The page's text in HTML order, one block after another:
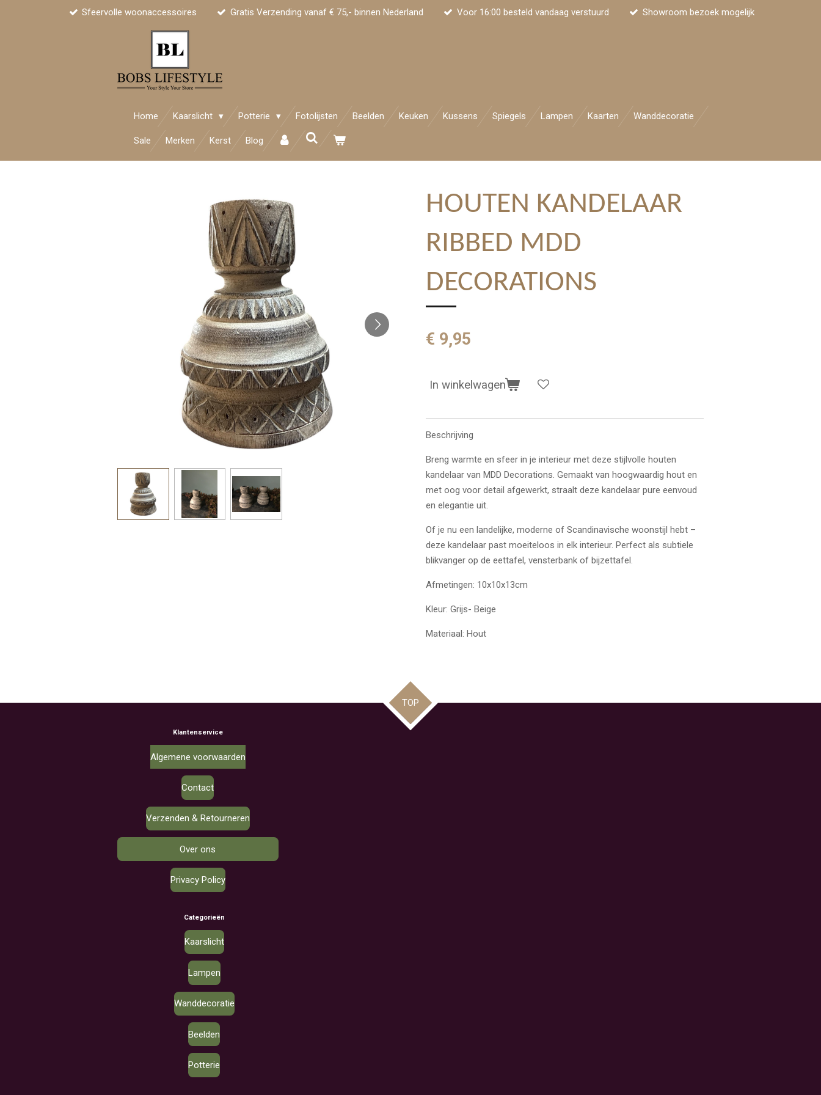
Sfeervolle woonaccessoires Gratis Verzending vanaf € 75,- binnen Nederland Voor 16:00 besteld vandaag verstuurd Showroom bezoek mogelijk
Home Kaarslicht Potterie Fotolijsten Beelden Keuken Kussens Spiegels Lampen Kaarten Wanddecoratie
Sale Merken Kerst Blog
HOUTEN KANDELAAR
RIBBED MDD
DECORATIONS
€ 9,95
In winkelwagen
Beschrijving
Breng warmte en sfeer in je interieur met deze stijlvolle houten
kandelaar van MDD Decorations. Gemaakt van hoogwaardig hout en
met oog voor detail afgewerkt, straalt deze kandelaar pure eenvoud
en elegantie uit.
Of je nu een landelijke, moderne of Scandinavische woonstijl hebt –
deze kandelaar past moeiteloos in elk interieur. Perfect als subtiele
blikvanger op de eettafel, vensterbank of bijzettafel.
Afmetingen: 10x10x13cm
Kleur: Grijs- Beige
Materiaal: Hout
TOP
Klantenservice
Algemene voorwaarden
Contact
Verzenden & Retourneren
Over ons
Privacy Policy
Categorieën
Kaarslicht
Lampen
Wanddecoratie
Beelden
Potterie